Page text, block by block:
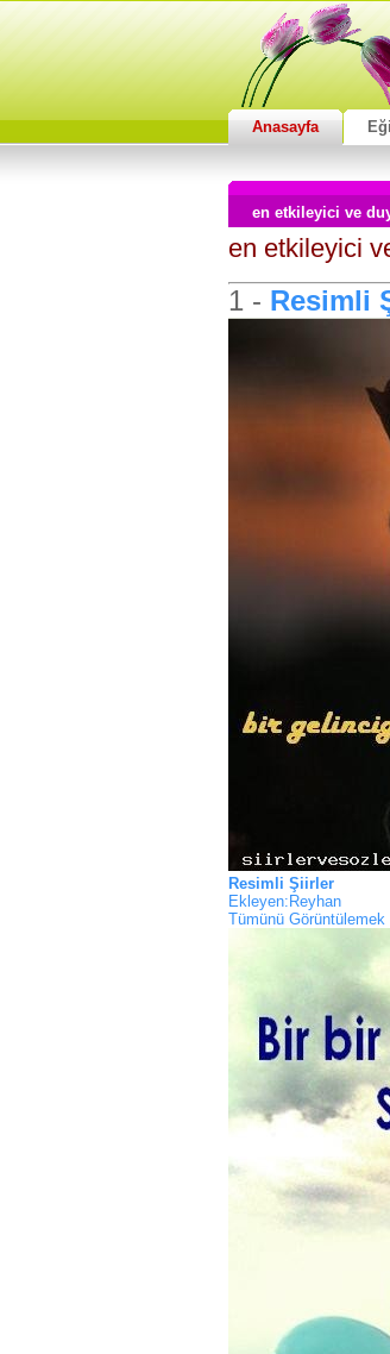
Anasayfa
en etkileyici ve
en etkileyici
1 - Resimli
Resimli Şiirler
Ekleyen:Reyhan
Tümünü Görüntülemek